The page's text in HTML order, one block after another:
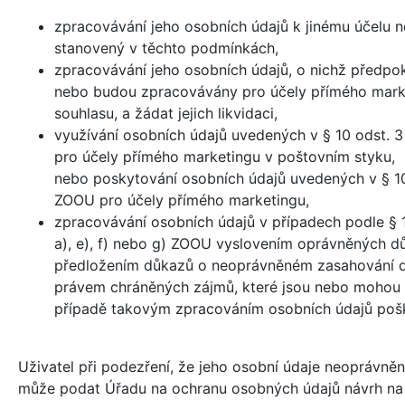
zpracovávání jeho osobních údajů k jinému účelu
stanovený v těchto podmínkách,
zpracovávání jeho osobních údajů, o nichž
nebo budou zpracovávány pro účely přímého
souhlasu, a žádat jejich likvidaci,
využívání osobních údajů uvedených v § 10 odst.
pro účely přímého marketingu v poštovním styku,
nebo poskytování osobních údajů uvedených v §
ZOOU pro účely přímého marketingu,
zpracovávání osobních údajů v případech podle §
a), e), f) nebo g) ZOOU vyslovením oprávněných
předložením důkazů o neoprávněném zasahování
právem chráněných zájmů, které jsou nebo
případě takovým zpracováním osobních údajů
Uživatel při podezření, že jeho osobní údaje
může podat Úřadu na ochranu osobných údajů návrh